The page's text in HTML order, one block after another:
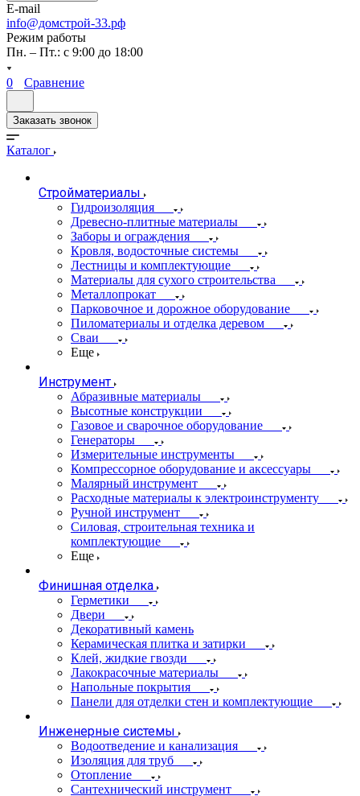
E-mail
info@домстрой-33.рф
Режим работы
Пн. – Пт.: с 9:00 до 18:00
0 Сравнение
Заказать звонок
Каталог
Стройматериалы
Гидроизоляция
Древесно-плитные материалы
Заборы и ограждения
Кровля, водосточные системы
Лестницы и комплектующие
Материалы для сухого строительства
Металлопрокат
Парковочное и дорожное оборудование
Пиломатериалы и отделка деревом
Сваи
Еще
Инструмент
Абразивные материалы
Высотные конструкции
Газовое и сварочное оборудование
Генераторы
Измерительные инструменты
Компрессорное оборудование и аксессуары
Малярный инструмент
Расходные материалы к электроинструменту
Ручной инструмент
Силовая, строительная техника и
комплектующие
Еще
Финишная отделка
Герметики
Двери
Декоративный камень
Керамическая плитка и затирки
Клей, жидкие гвозди
Лакокрасочные материалы
Напольные покрытия
Панели для отделки стен и комплектующие
Инженерные системы
Водоотведение и канализация
Изоляция для труб
Отопление
Сантехнический инструмент